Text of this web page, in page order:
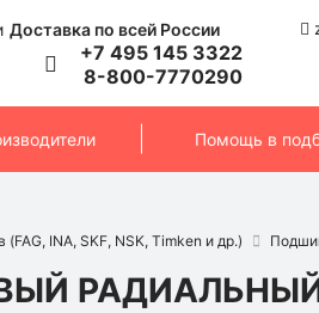
Доставка по всей России
+7 495 145 3322
8-800-7770290
Помощь в
INA, SKF, NSK, Timken и др.)
РАДИАЛЬНЫЙ